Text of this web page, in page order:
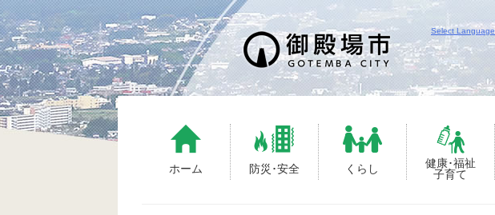
ホーム 防災･安全 くらし
健康･福祉
子育て
Select Language